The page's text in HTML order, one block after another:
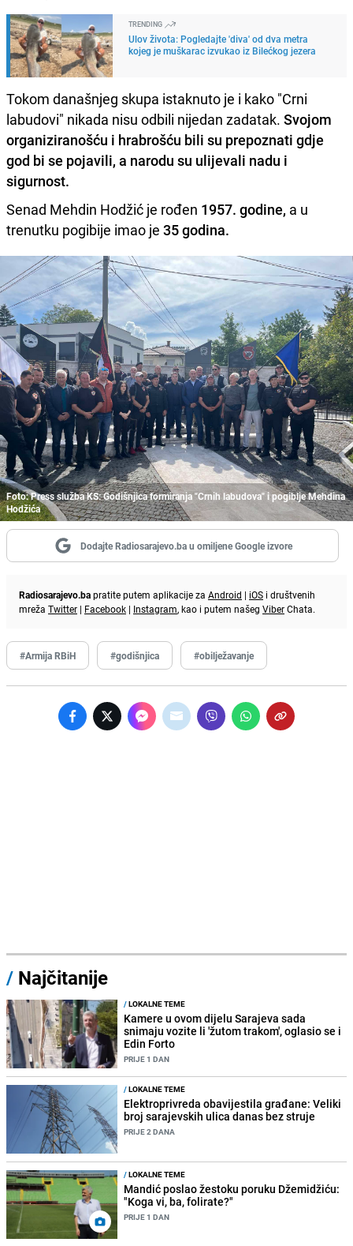
TRENDING
Ulov života: Pogledajte 'diva' od dva metra
kojeg je muškarac izvukao iz Bilećkog jezera
Tokom današnjeg skupa istaknuto je i kako "Crni
labudovi" nikada nisu odbili nijedan zadatak. Svojom
organiziranošću i hrabrošću bili su prepoznati gdje
god bi se pojavili, a narodu su ulijevali nadu i
sigurnost.
Senad Mehdin Hodžić je rođen 1957. godine, a u
trenutku pogibije imao je 35 godina.
Foto: Press služba KS: Godišnjica formiranja "Crnih labudova" i pogiblje Mehdina
Hodžića
Dodajte Radiosarajevo.ba u omiljene Google izvore
Radiosarajevo.bapratite putem aplikacije za Android | iOS i društvenih
mreža Twitter | Facebook | Instagram, kao i putem našeg ViberChata.
#Armija RBiH #godišnjica #obilježavanje
/ Najčitanije
/LOKALNE TEME
Kamere u ovom dijelu Sarajeva sada
snimaju vozite li 'žutom trakom', oglasio se i
Edin Forto
PRIJE 1 DAN
/LOKALNE TEME
Elektroprivreda obavijestila građane: Veliki
broj sarajevskih ulica danas bez struje
PRIJE 2 DANA
/LOKALNE TEME
Mandić poslao žestoku poruku Džemidžiću:
"Koga vi, ba, folirate?"
PRIJE 1 DAN